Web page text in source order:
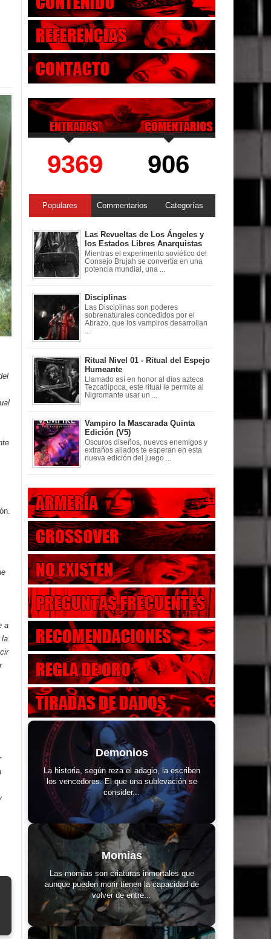
a
la
9369 906
Populares Commentarios Categorías
Las Revueltas de Los Ángeles y
los Estados Libres Anarquistas
Mientras el experimento soviético del
Consejo Brujah se convertía en una
potencia mundial, una ...
Disciplinas
Las Disciplinas son poderes
sobrenaturales concedidos por el
Abrazo, que los vampiros desarrollan
Ritual Nivel 01 - Ritual del Espejo
Humeante
Llamado así en honor al dios azteca
Tezcatlipoca, este ritual le permite al
Nigromante usar un ...
Vampiro la Mascarada Quinta
Edición (V5)
Oscuros diseños, nuevos enemigos y
extraños aliados te esperan en esta
nueva edición del juego ...
Demonios
La historia, según reza el adagio, la escriben
los vencedores. El que una sublevación se
consider...
Momias
Las momias son criaturas inmortales que
aunque pueden morir tienen la capacidad de
volver de entre...